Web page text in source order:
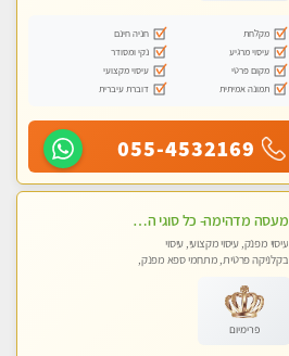
מקלחת
חניה חינם
עיסוי מרגיע
נקי ומסודר
מקום פרטי
עיסוי מקצועי
תמונה אמיתית
דוברת עיברית
055-4532169
מעסה מדהימה- כל סוגי העיסויים מעסה מקצועית ואיכותית פרטי!!! לחוויה בלתי נשכחת!!
עיסוי מפנק, עיסוי מקצועי, עיסוי
בקלניקה פרטית, מתחמי ספא מפנק,
פרימיום